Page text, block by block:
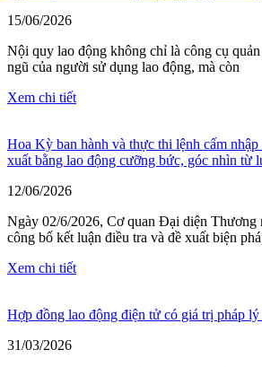
15/06/2026
Nội quy lao động không chỉ là công cụ
ngũ của người sử dụng lao động, mà còn
Xem chi tiết
Hoa Kỳ ban hành và thực thi lệnh cấm nhập
xuất bằng lao động cưỡng bức, góc nhìn từ
12/06/2026
Ngày 02/6/2026, Cơ quan Đại diện
công bố kết luận điều tra và đề xuất biện
Xem chi tiết
Hợp đồng lao động điện tử có giá trị pháp lý
31/03/2026